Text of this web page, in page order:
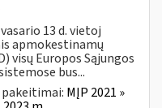
13 d. vietoj
apmokestinamų
visų Europos Sąjungos
bus...
MĮP 2021 »